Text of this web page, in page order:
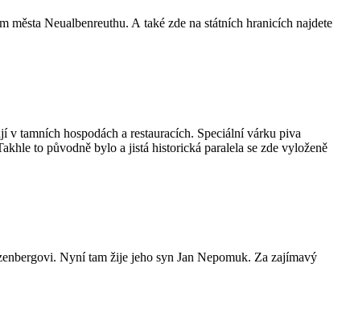
Neualbenreuthu. A také zde na státních hranicích najdete
tamních hospodách a restauracích. Speciální várku piva
to původně bylo a jistá historická paralela se zde vyloženě
Nyní tam žije jeho syn Jan Nepomuk. Za zajímavý